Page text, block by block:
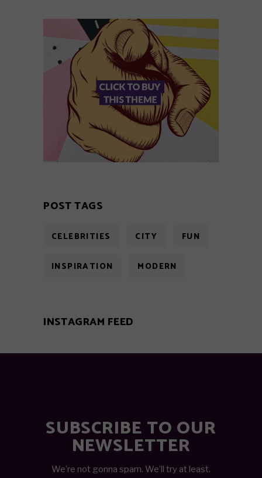
POST TAGS
CELEBRITIES CITY FUN
INSPIRATION MODERN
INSTAGRAM FEED
SUBSCRIBE TO OUR
NEWSLETTER
We’re not gonna spam. We’ll try at least.